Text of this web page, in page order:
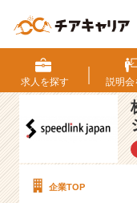
求人を探す 説明会
企業TOP